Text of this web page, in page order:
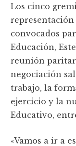
Los cinco
convocados
Educación,
reunión
negociación
trabajo, la
ejercicio y la
Educativo,
«Vamos a ir a